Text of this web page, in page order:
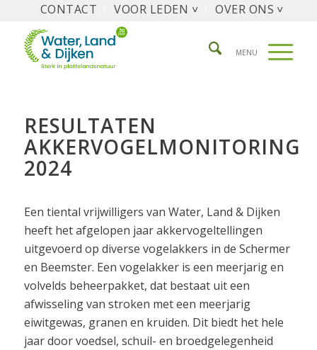
CONTACT VOOR LEDEN ˅ OVER ONS ˅
RESULTATEN
AKKERVOGELMONITORING
2024
Een tiental vrijwilligers van Water, Land & Dijken
heeft het afgelopen jaar akkervogeltellingen
uitgevoerd op diverse vogelakkers in de Schermer
en Beemster. Een vogelakker is een meerjarig en
volvelds beheerpakket, dat bestaat uit een
afwisseling van stroken met een meerjarig
eiwitgewas, granen en kruiden. Dit biedt het hele
jaar door voedsel, schuil- en broedgelegenheid